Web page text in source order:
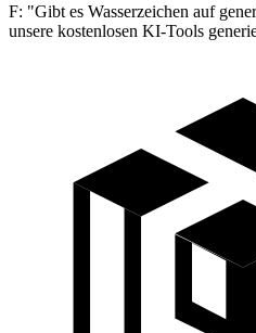
F: "Gibt es Wasserzeichen auf
unsere kostenlosen KI-Tools